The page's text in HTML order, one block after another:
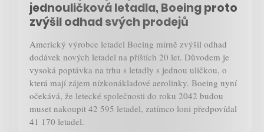
jednouličková letadla, Boeing proto
zvýšil odhad svých prodejů
Americký výrobce letadel Boeing mírně zvýšil odhad
dodávek nových letadel na příštích 20 let. Důvodem je
vysoká poptávka na trhu s letadly s jednou uličkou, o
která mají zájem nízkonákladové aerolinky. Boeing nyní
očekává, že letecké společnosti do roku 2042 budou
muset nakoupit 42 595 letadel, zatímco loni předpovídal
41 170 letadel.